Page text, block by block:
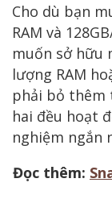
Cho dù bạn
RAM và
muốn sở hữu
lượng RAM
phải bỏ thêm
hai đều hoạt
nghiệm ngắn
Đọc thêm: